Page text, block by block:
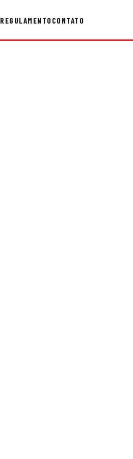
REGULAMENTOCONTATO